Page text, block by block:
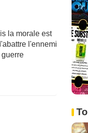
la morale est
l'ennemi